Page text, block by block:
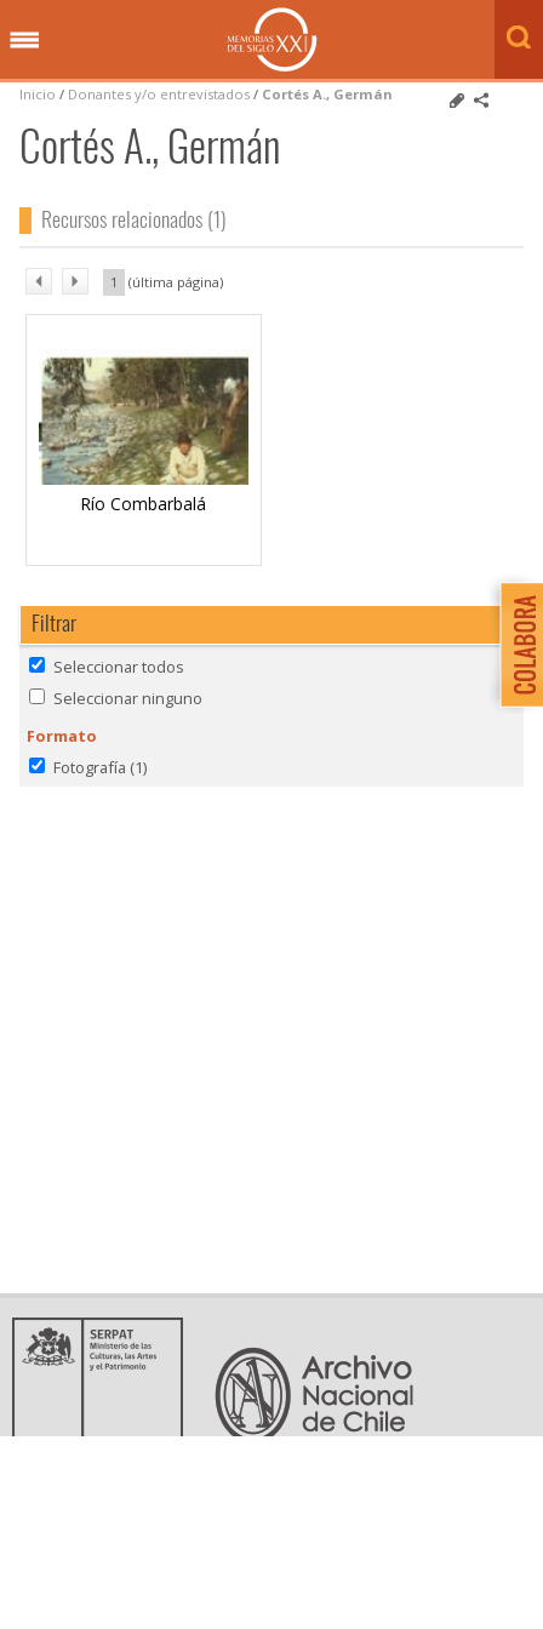
Inicio / Donantes y/o entrevistados / Cortés A., Germán
Cortés A., Germán
Recursos relacionados (1)
Río Combarbalá
1
Filtrar
Seleccionar todos
Seleccionar ninguno
Formato
Fotografía (1)